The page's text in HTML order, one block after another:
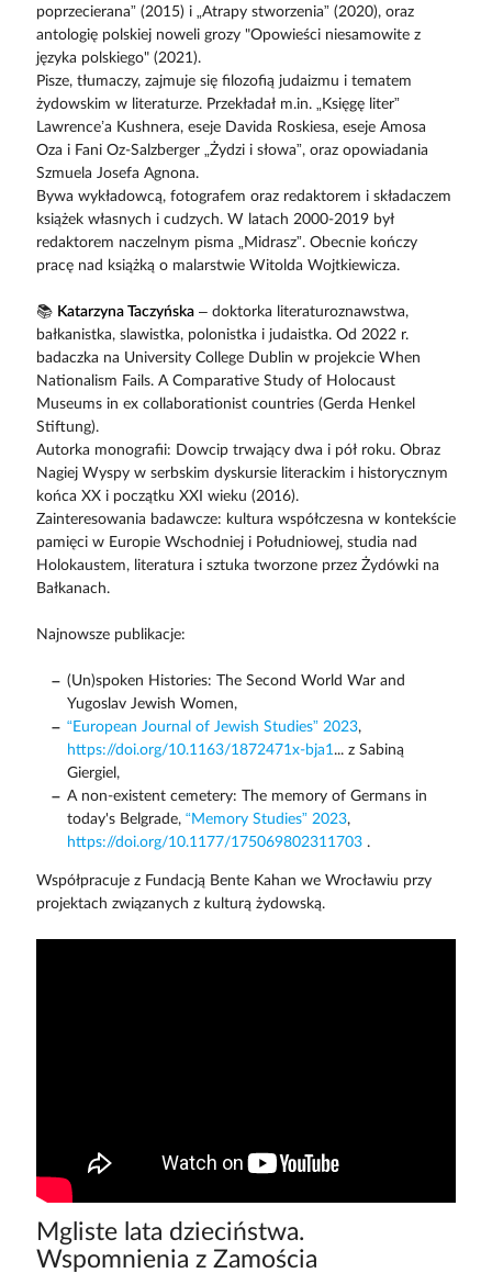
poprzecierana” (2015) i „Atrapy stworzenia” (2020), oraz
antologię polskiej noweli grozy "Opowieści niesamowite z
języka polskiego" (2021).
Pisze, tłumaczy, zajmuje się filozofią judaizmu i tematem
żydowskim w literaturze. Przekładał m.in. „Księgę liter”
Lawrence’a Kushnera, eseje Davida Roskiesa, eseje Amosa
Oza i Fani Oz-Salzberger „Żydzi i słowa”, oraz opowiadania
Szmuela Josefa Agnona.
Bywa wykładowcą, fotografem oraz redaktorem i składaczem
książek własnych i cudzych. W latach 2000-2019 był
redaktorem naczelnym pisma „Midrasz”. Obecnie kończy
pracę nad książką o malarstwie Witolda Wojtkiewicza.
📚 Katarzyna Taczyńska– doktorka literaturoznawstwa,
bałkanistka, slawistka, polonistka i judaistka. Od 2022 r.
badaczka na University College Dublin w projekcie When
Nationalism Fails. A Comparative Study of Holocaust
Museums in ex collaborationist countries (Gerda Henkel
Stiftung).
Autorka monografii: Dowcip trwający dwa i pół roku. Obraz
Nagiej Wyspy w serbskim dyskursie literackim i historycznym
końca XX i początku XXI wieku (2016).
Zainteresowania badawcze: kultura współczesna w kontekście
pamięci w Europie Wschodniej i Południowej, studia nad
Holokaustem, literatura i sztuka tworzone przez Żydówki na
Bałkanach.
Najnowsze publikacje:
(Un)spoken Histories: The Second World War and
Yugoslav Jewish Women,
“European Journal of Jewish Studies” 2023,
https://doi.org/10.1163/1872471x-bja1 ... z Sabiną
Giergiel,
A non-existent cemetery: The memory of Germans in
today's Belgrade, “Memory Studies” 2023,
https://doi.org/10.1177/175069802311703.
Współpracuje z Fundacją Bente Kahan we Wrocławiu przy
projektach związanych z kulturą żydowską.
Mgliste lata dzieciństwa.
Wspomnienia z Zamościa